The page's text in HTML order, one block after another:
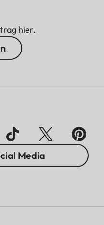
hier.
Media